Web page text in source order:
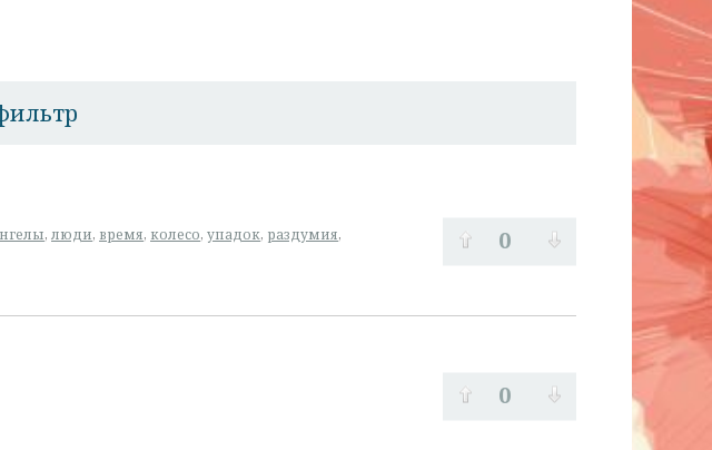
, люди, время, колесо, упадок, раздумия,
0
0